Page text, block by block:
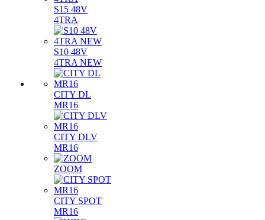
S15 48V
4TRA
S10 48V
4TRA NEW
CITY DL
MR16
CITY DLV
MR16
ZOOM
CITY SPOT
MR16